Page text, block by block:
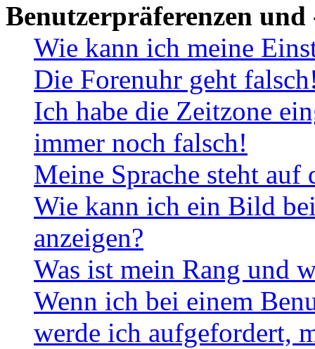
Benutzerpräferenzen und
Wie kann ich meine
Die Forenuhr geht
Ich habe die Zeitzone
immer noch falsch!
Meine Sprache steht
Wie kann ich ein Bild
anzeigen?
Was ist mein Rang und
Wenn ich bei einem
werde ich aufgefordert,